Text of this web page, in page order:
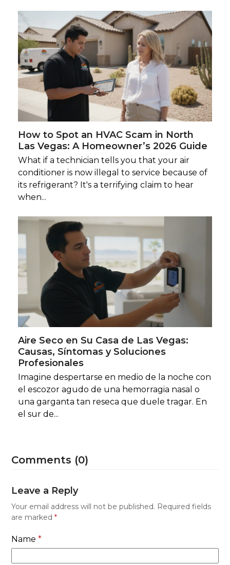
How to Spot an HVAC Scam in North
Las Vegas: A Homeowner’s 2026 Guide
What if a technician tells you that your air
conditioner is now illegal to service because of
its refrigerant? It's a terrifying claim to hear
when...
Aire Seco en Su Casa de Las Vegas:
Causas, Síntomas y Soluciones
Profesionales
Imagine despertarse en medio de la noche con
el escozor agudo de una hemorragia nasal o
una garganta tan reseca que duele tragar. En
el sur de...
Comments (0)
Leave a Reply
Your email address will not be published. Required fields
are marked*
Name*